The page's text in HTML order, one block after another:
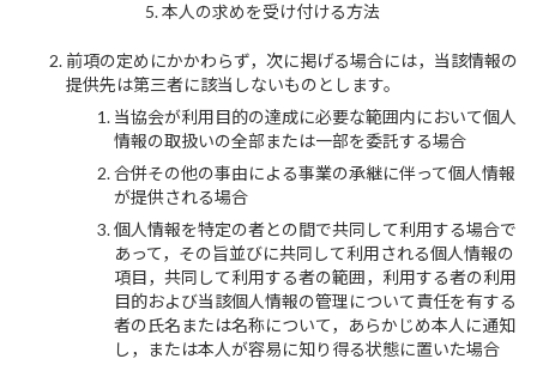
本人の求めを受け付ける方法
前項の定めにかかわらず，次に掲げる場合には，当該情報の
提供先は第三者に該当しないものとします。
当協会が利用目的の達成に必要な範囲内において個人
情報の取扱いの全部または一部を委託する場合
合併その他の事由による事業の承継に伴って個人情報
が提供される場合
個人情報を特定の者との間で共同して利用する場合で
あって，その旨並びに共同して利用される個人情報の
項目，共同して利用する者の範囲，利用する者の利用
目的および当該個人情報の管理について責任を有する
者の氏名または名称について，あらかじめ本人に通知
し，または本人が容易に知り得る状態に置いた場合